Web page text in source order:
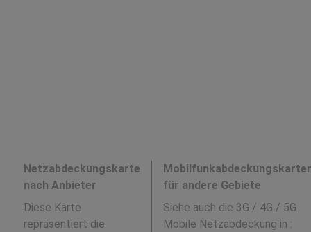
Netzabdeckungskarte
nach Anbieter
Diese Karte
repräsentiert die
für andere Gebiete
Siehe auch die 3G / 4G / 5G
Mobile Netzabdeckung in :